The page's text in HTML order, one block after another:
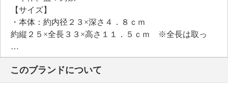
【サイズ】
・本体：約内径２３×深さ４．８ｃｍ
約縦２５×全長３３×高さ１１．５ｃｍ ※全長は取っ
手、高さは蓋含む
・蓋：約径２３．５×高さ６ｃｍ
・ハンドル：約幅５．３×全長１８．５×高さ３．５ｃ
ｍ
このブランドについて